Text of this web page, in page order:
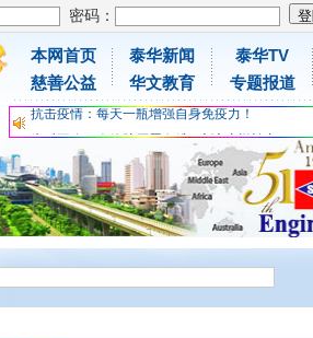
密码：
本网首页
慈善公益
泰华新闻
华文教育
泰华TV
专题报道
为时不晚，人体胶原蛋白维C应该这样补充
关爱儿童健康，免费领取日本原装尤妮佳超立体
抗击疫情：每天一瓶增强自身免疫力！
为时不晚，人体胶原蛋白维C应该这样补充
关爱儿童健康，免费领取日本原装尤妮佳超立体
抗击疫情：每天一瓶增强自身免疫力！